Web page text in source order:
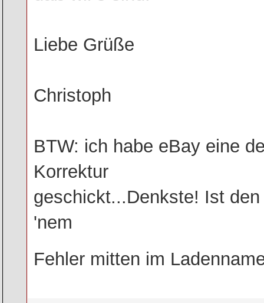
Liebe Grüße
Christoph
BTW: ich habe eBay eine
Korrektur
geschickt...Denkste! Ist
'nem
Fehler mitten im